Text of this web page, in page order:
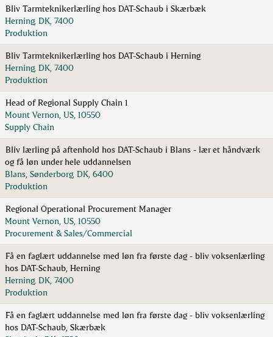
Bliv Tarmteknikerlærling hos DAT-Schaub i Skærbæk
Herning, DK, 7400
Produktion
Bliv Tarmteknikerlærling hos DAT-Schaub i Herning
Herning, DK, 7400
Produktion
Head of Regional Supply Chain 1
Mount Vernon, US, 10550
Supply Chain
Bliv lærling på aftenhold hos DAT-Schaub i Blans - lær et håndværk
og få løn under hele uddannelsen
Blans, Sønderborg, DK, 6400
Produktion
Regional Operational Procurement Manager
Mount Vernon, US, 10550
Procurement & Sales/Commercial
Få en faglært uddannelse med løn fra første dag - bliv voksenlærling
hos DAT-Schaub, Herning
Herning, DK, 7400
Produktion
Få en faglært uddannelse med løn fra første dag - bliv voksenlærling
hos DAT-Schaub, Skærbæk